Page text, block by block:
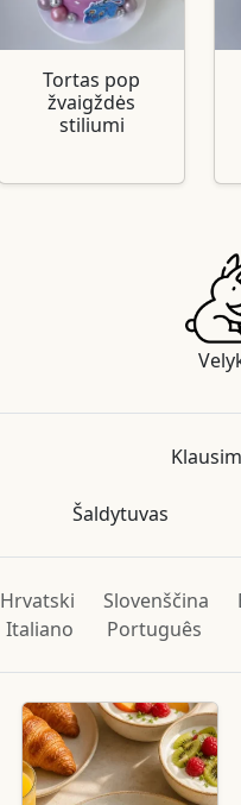
Tortas pop
žvaigždės
stiliumi
Šaldytuvas
Hrvatski Slovenščina
Italiano Português